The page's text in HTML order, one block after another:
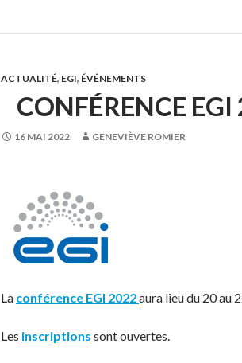
ACTUALITÉ, EGI, ÉVÉNEMENTS
CONFÉRENCE
16 MAI 2022 GENEVIÈVE ROMIER
La conférence EGI 2022aura lieu du 20 au
Les inscriptions sont ouvertes.